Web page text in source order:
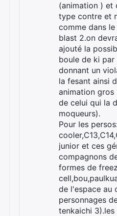
(animation ) et
type contre et
comme dans
blast 2.on
ajouté la
boule de ki par
donnant un
la fesant ainsi
animation gros
de celui qui la
moqueurs).
Pour les
junior et ces
compagnons
formes de
de l'espace au
personnages
tenkaichi